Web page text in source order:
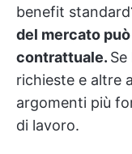
benefit
del mercato
contrattuale.
richieste e altre
argomenti più
di lavoro.